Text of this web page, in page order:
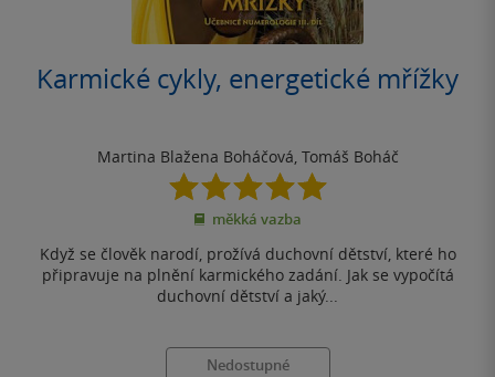
Karmické cykly, energetické mřížky
Martina Blažena Boháčová, Tomáš Boháč
5.0
z
5
měkká vazba
Když se člověk narodí, prožívá duchovní dětství, které ho
připravuje na plnění karmického zadání. Jak se vypočítá
duchovní dětství a jaký...
Nedostupné